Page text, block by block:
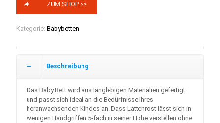
ZUM SHOP >>
Kategorie: Babybetten
Beschreibung
Das Baby Bett wird aus langlebigen Materialien gefertigt
und passt sich ideal an die Bedürfnisse Ihres
heranwachsenden Kindes an. Dass Lattenrost lässt sich in
wenigen Handgriffen 5-fach in seiner Höhe verstellen ohne